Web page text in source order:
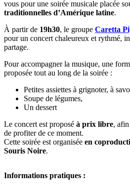
vous pour une soirée musicale placée
traditionnelles d’Amérique latine.
À partir de 19h30, le groupe Caretta
pour un concert chaleureux et rythmé,
partage.
Pour accompagner la musique, une
proposée tout au long de la soirée :
Petites assiettes à grignoter, à
Soupe de légumes,
Un dessert
Le concert est proposé à prix libre,
de profiter de ce moment.
Cette soirée est organisée en
Souris Noire.
Informations pratiques :